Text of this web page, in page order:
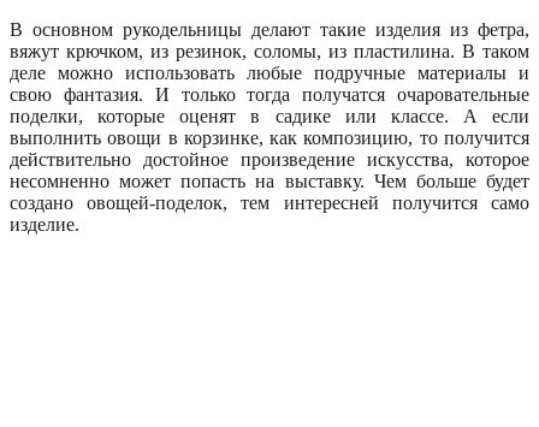
В основном рукодельницы делают такие изделия из фетра,
вяжут крючком, из резинок, соломы, из пластилина. В таком
деле можно использовать любые подручные материалы и
свою фантазия. И только тогда получатся очаровательные
поделки, которые оценят в садике или классе. А если
выполнить овощи в корзинке, как композицию, то получится
действительно достойное произведение искусства, которое
несомненно может попасть на выставку. Чем больше будет
создано овощей-поделок, тем интересней получится само
изделие.